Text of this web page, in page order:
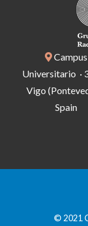
Campus
Universitario ·
Vigo
Spain
© 2021